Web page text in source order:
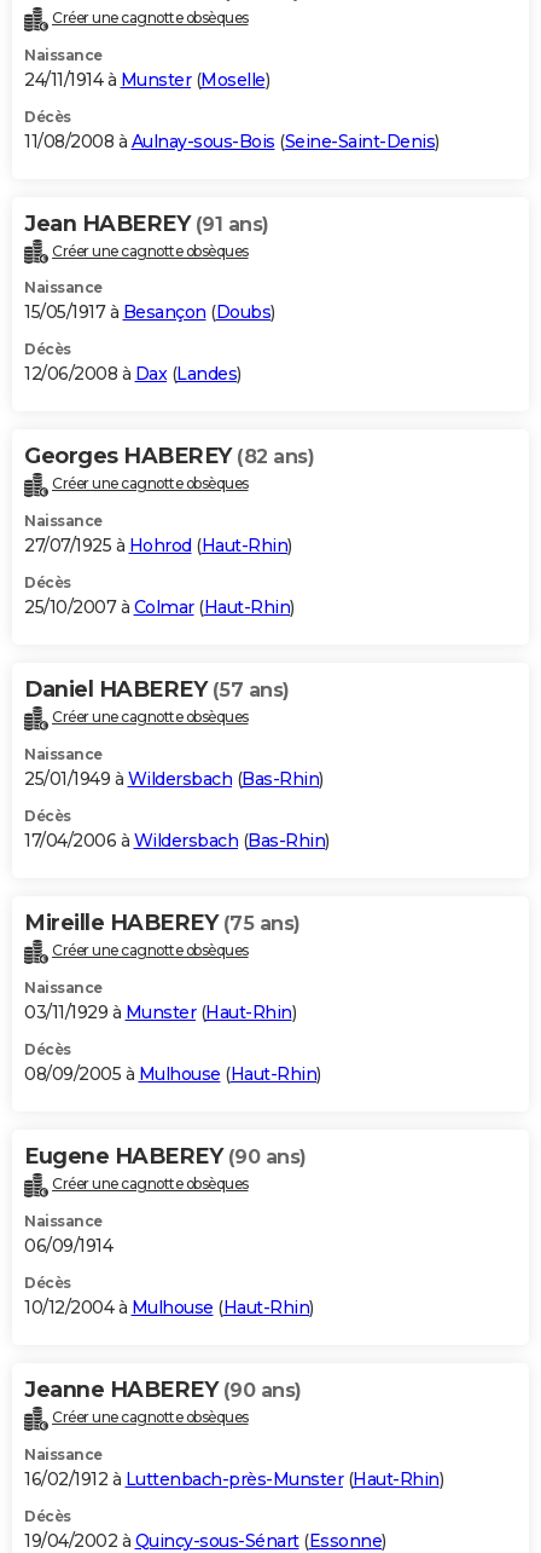
Créer une cagnotte obsèques
Naissance
24/11/1914 à Munster(Moselle)
Décès
11/08/2008 à Aulnay-sous-Bois (Seine-Saint-Denis)
Jean HABEREY (91 ans)
Créer une cagnotte obsèques
Naissance
15/05/1917 à Besançon (Doubs)
Décès
12/06/2008 à Dax(Landes)
Georges HABEREY (82 ans)
Créer une cagnotte obsèques
Naissance
27/07/1925 à Hohrod (Haut-Rhin)
Décès
25/10/2007 à Colmar(Haut-Rhin)
Daniel HABEREY (57 ans)
Créer une cagnotte obsèques
Naissance
25/01/1949 à Wildersbach (Bas-Rhin)
Décès
17/04/2006 à Wildersbach (Bas-Rhin)
Mireille HABEREY (75 ans)
Créer une cagnotte obsèques
Naissance
03/11/1929 à Munster(Haut-Rhin)
Décès
08/09/2005 à Mulhouse (Haut-Rhin)
Eugene HABEREY (90 ans)
Créer une cagnotte obsèques
Naissance
06/09/1914
Décès
10/12/2004 à Mulhouse (Haut-Rhin)
Jeanne HABEREY (90 ans)
Créer une cagnotte obsèques
Naissance
16/02/1912 à Luttenbach-près-Munster(Haut-Rhin)
Décès
19/04/2002 à Quincy-sous-Sénart(Essonne)